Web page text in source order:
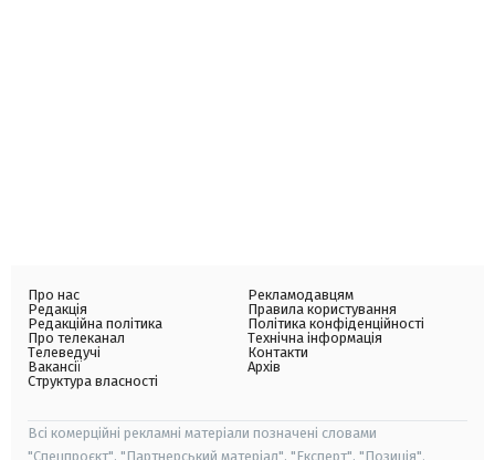
Про нас
Редакція
Редакційна політика
Про телеканал
Телеведучі
Вакансії
Структура власності
Рекламодавцям
Правила користування
Політика конфіденційності
Технічна інформація
Контакти
Архів
Всі комерційні рекламні матеріали позначені словами
"Спецпроєкт", "Партнерський матеріал", "Експерт", "Позиція".